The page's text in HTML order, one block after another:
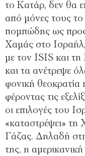
το Κατάρ, δεν θα
από μόνες τους
πομπώδης ως προς
Χαμάς στο
με τον ISIS και
και τα ανέτρεψε
φονική θεοκρατία
φέροντας τις
οι επιλογές του
«καταστρέψει»
Γάζας. Δηλαδή
της, η